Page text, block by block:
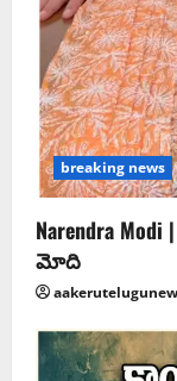
breaking news
Narendra
మోది